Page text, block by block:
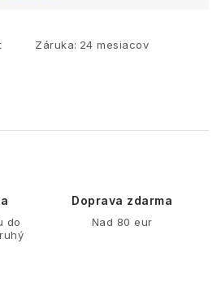
Záruka: 24 mesiacov
do
Doprava zdarma
Nad 80 eur